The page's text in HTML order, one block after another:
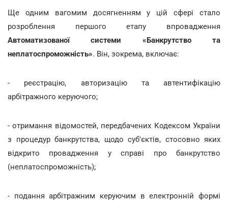
Ще одним вагомим досягненням у цій сфері стало
розроблення першого етапу впровадження
Автоматизованої системи «Банкрутство та
неплатоспроможність». Він, зокрема, включає:
- реєстрацію, авторизацію та автентифікацію
арбітражного керуючого;
- отримання відомостей, передбачених Кодексом України
з процедур банкрутства, щодо суб'єктів, стосовно яких
відкрито провадження у справі про банкрутство
(неплатоспроможність);
- подання арбітражним керуючим в електронній формі